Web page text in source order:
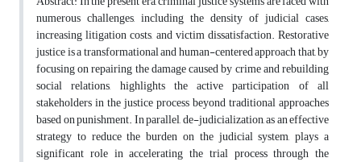
numerous challenges, including the density of judicial cases,
increasing litigation costs, and victim dissatisfaction. Restorative
justice is a transformational and human-centered approach that, by
focusing on repairing the damage caused by crime and rebuilding
social relations, highlights the active participation of all
stakeholders in the justice process beyond traditional approaches
based on punishment. In parallel, de-judicialization, as an effective
strategy to reduce the burden on the judicial system, plays a
significant role in accelerating the trial process through the